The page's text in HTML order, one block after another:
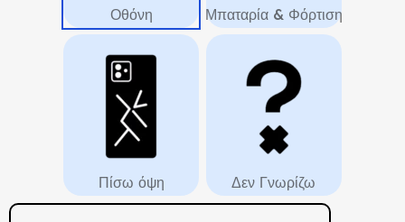
Οθόνη Μπαταρία & Φόρτιση
Πίσω όψη Δεν Γνωρίζω